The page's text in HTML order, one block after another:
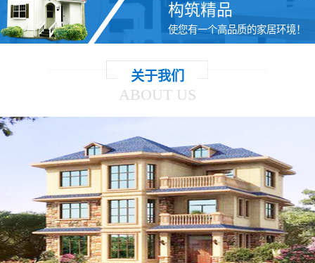
构筑精品
使您有一个高品质的家居环境！
关于我们
ABOUT US